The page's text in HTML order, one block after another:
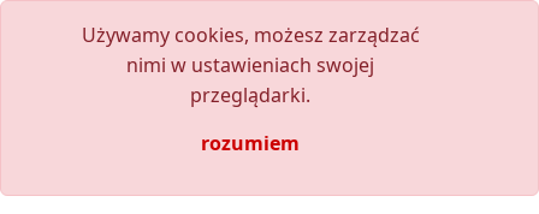
Używamy cookies, możesz zarządzać
nimi w ustawieniach swojej
przeglądarki.
rozumiem